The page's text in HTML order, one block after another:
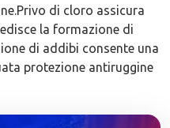
di cloro assicura
la formazione di
di addibi consente una
protezione antiruggine